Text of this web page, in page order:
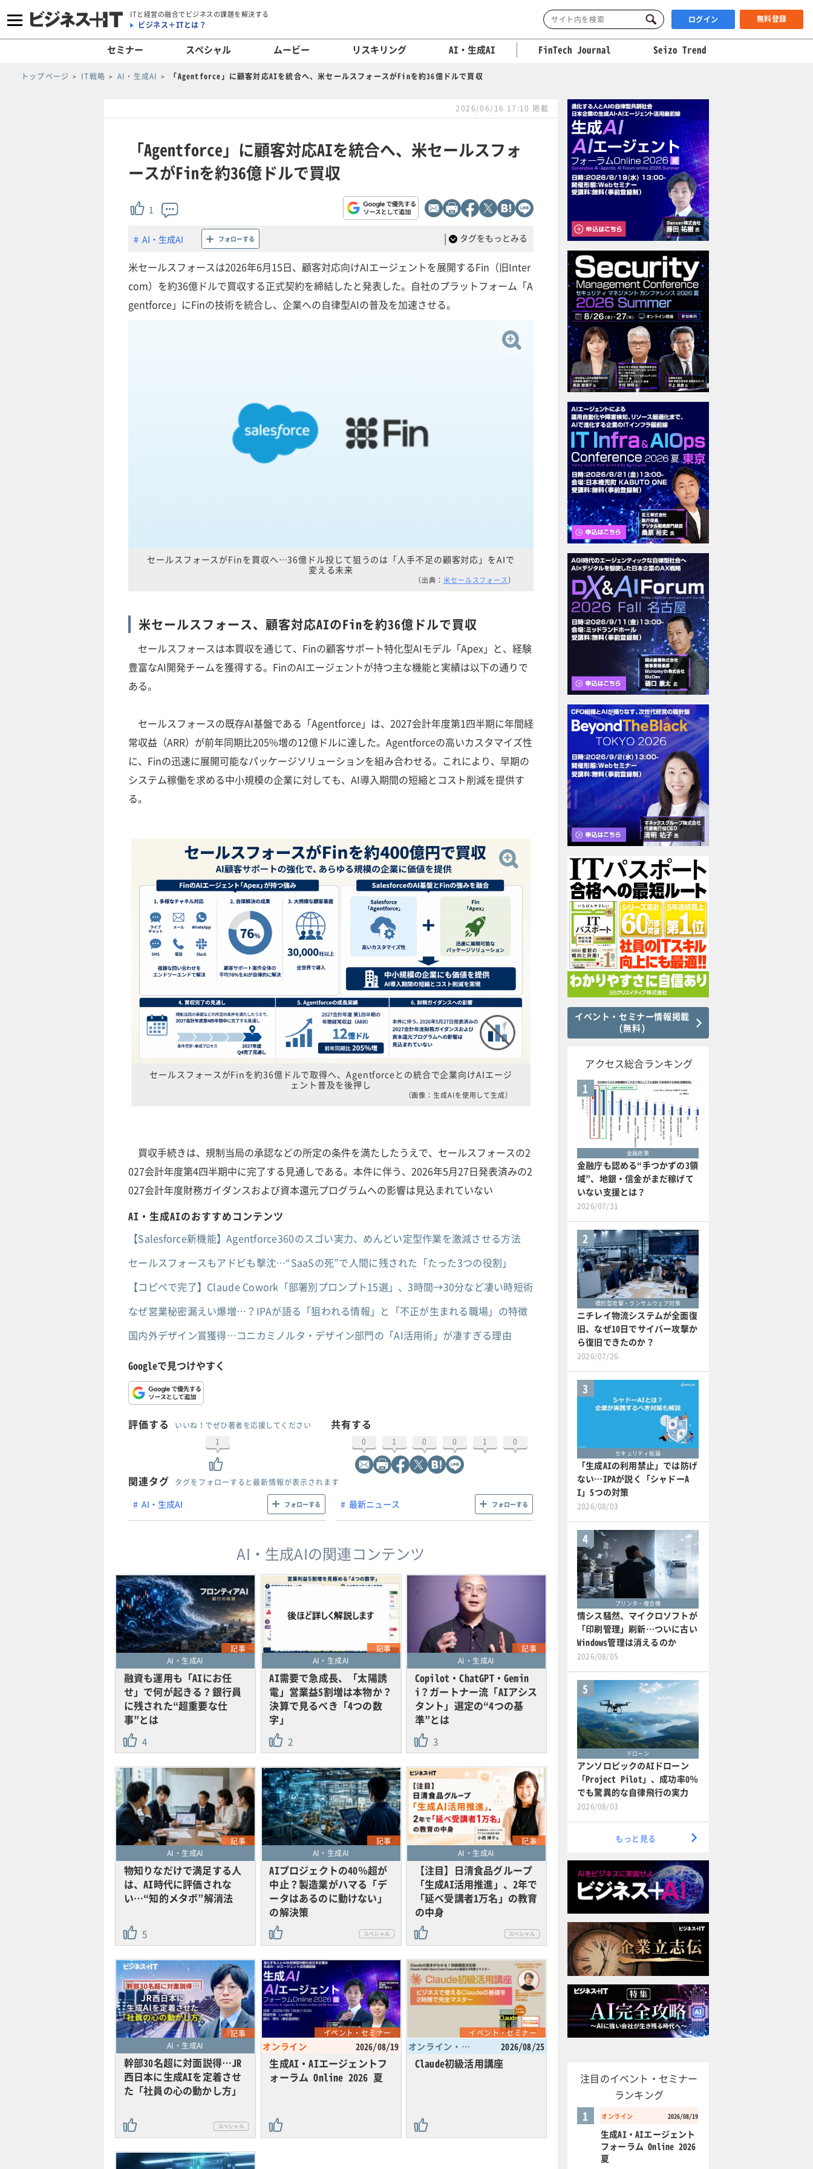
ITと経営の融合でビジネスの課題を解決する
ビジネス＋ITとは？ ログイン 無料登録
セミナー スペシャル ムービー リスキリング AI・生成AI FinTech Journal Seizo Trend
トップページ IT戦略 AI・生成AI 「Agentforce」に顧客対応AIを統合へ、米セールスフォースがFinを約36億ドルで買収
2026/06/16 17:10 掲載
「Agentforce」に顧客対応AIを統合へ、米セールスフォ
ースがFinを約36億ドルで買収
1
AI・生成AI フォローする | タグをもっとみる
米セールスフォースは2026年6月15日、顧客対応向けAIエージェントを展開するFin（旧Inter
com）を約36億ドルで買収する正式契約を締結したと発表した。自社のプラットフォーム「A
gentforce」にFinの技術を統合し、企業への自律型AIの普及を加速させる。
セールスフォースがFinを買収へ…36億ドル投じて狙うのは「人手不足の顧客対応」をAIで
変える未来
（出典： 米セールスフォース）
米セールスフォース、顧客対応AIのFinを約36億ドルで買収
セールスフォースは本買収を通じて、Finの顧客サポート特化型AIモデル「Apex」と、経験
豊富なAI開発チームを獲得する。FinのAIエージェントが持つ主な機能と実績は以下の通りで
ある。
セールスフォースの既存AI基盤である「Agentforce」は、2027会計年度第1四半期に年間経
常収益（ARR）が前年同期比205%増の12億ドルに達した。Agentforceの高いカスタマイズ性
に、Finの迅速に展開可能なパッケージソリューションを組み合わせる。これにより、早期の
システム稼働を求める中小規模の企業に対しても、AI導入期間の短縮とコスト削減を提供す
る。
セールスフォースがFinを約36億ドルで取得へ、Agentforceとの統合で企業向けAIエージ
ェント普及を後押し
（画像：生成AIを使用して生成）
買収手続きは、規制当局の承認などの所定の条件を満たしたうえで、セールスフォースの2
027会計年度第4四半期中に完了する見通しである。本件に伴う、2026年5月27日発表済みの2
027会計年度財務ガイダンスおよび資本還元プログラムへの影響は見込まれていない
AI・生成AIのおすすめコンテンツ
【Salesforce新機能】Agentforce360のスゴい実力、めんどい定型作業を激減させる方法
セールスフォースもアドビも撃沈…“SaaSの死”で人間に残された「たった3つの役割」
【コピペで完了】Claude Cowork「部署別プロンプト15選」、3時間→30分など凄い時短術
なぜ営業秘密漏えい爆増…？IPAが語る「狙われる情報」と「不正が生まれる職場」の特徴
国内外デザイン賞獲得…コニカミノルタ・デザイン部門の「AI活用術」が凄すぎる理由
Googleで見つけやすく
評価する
いいね！でぜひ著者を応援してください
1
共有する
0 1 0 0 1 0
関連タグ タグをフォローすると最新情報が表示されます
AI・生成AI フォローする 最新ニュース フォローする
AI・生成AIの関連コンテンツ
記事
AI・生成AI
融資も運用も「AIにお任
せ」で何が起きる？銀行員
に残された“超重要な仕
事”とは
4
記事
AI・生成AI
AI需要で急成長、「太陽誘
電」営業益5割増は本物か？
決算で見るべき「4つの数
字」
2
記事
AI・生成AI
Copilot・ChatGPT・Gemin
i？ガートナー流「AIアシス
タント」選定の“4つの基
準”とは
3
記事
AI・生成AI
物知りなだけで満足する人
は、AI時代に評価されな
い…“知的メタボ”解消法
5
記事
AI・生成AI
AIプロジェクトの40％超が
中止？製造業がハマる「デ
ータはあるのに動けない」
の解決策
記事
AI・生成AI
【注目】日清食品グループ
「生成AI活用推進」、2年で
「延べ受講者1万名」の教育
の中身
記事
AI・生成AI
幹部30名超に対面説得…JR
西日本に生成AIを定着させ
た「社員の心の動かし方」
イベント・セミナー
オンライン 2026/08/19
生成AI・AIエージェントフ
ォーラム Online 2026 夏
イベント・セミナー
オンライン・東京都 2026/08/25
Claude初級活用講座
イベント・セミナー情報掲載
(無料)
アクセス総合ランキング
1
金融政策
金融庁も認める“手つかずの3領
域”、地銀・信金がまだ稼げて
いない支援とは？
2026/07/31
2
標的型攻撃・ランサムウェア対策
ニチレイ物流システムが全面復
旧、なぜ10日でサイバー攻撃か
ら復旧できたのか？
2026/07/26
3
セキュリティ総論
「生成AIの利用禁止」では防げ
ない…IPAが説く「シャドーA
I」5つの対策
2026/08/03
4
プリンタ・複合機
情シス騒然、マイクロソフトが
「印刷管理」刷新…ついに古い
Windows管理は消えるのか
2026/08/05
5
ドローン
アンソロピックのAIドローン
「Project Pilot」、成功率0％
でも驚異的な自律飛行の実力
2026/08/03
もっと見る
注目のイベント・セミナー
ランキング
オンライン 2026/08/19
1
生成AI・AIエージェント
フォーラム Online 2026
夏